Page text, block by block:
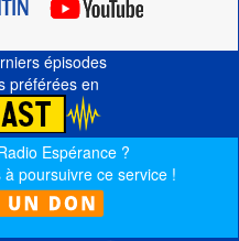
épisodes
préférées en
Espérance ?
poursuivre ce service !